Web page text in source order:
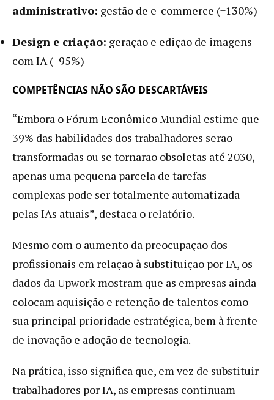
administrativo: gestão de e-commerce (+130%)
Design e criação: geração e edição de imagens
com IA (+95%)
COMPETÊNCIAS NÃO SÃO DESCARTÁVEIS
“Embora o Fórum Econômico Mundial estime que
39% das habilidades dos trabalhadores serão
transformadas ou se tornarão obsoletas até 2030,
apenas uma pequena parcela de tarefas
complexas pode ser totalmente automatizada
pelas IAs atuais”, destaca o relatório.
Mesmo com o aumento da preocupação dos
profissionais em relação à substituição por IA, os
dados da Upwork mostram que as empresas ainda
colocam aquisição e retenção de talentos como
sua principal prioridade estratégica, bem à frente
de inovação e adoção de tecnologia.
Na prática, isso significa que, em vez de substituir
trabalhadores por IA, as empresas continuam